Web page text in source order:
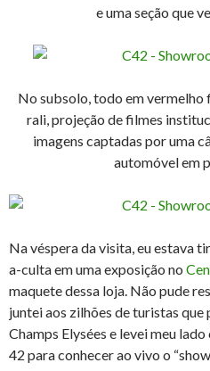
e uma seção que
No subsolo, todo em vermelho
rali, projeção de filmes
imagens captadas por uma
automóvel em
Na véspera da visita, eu estava
a-culta em uma exposição no
maquete dessa loja. Não pude
juntei aos zilhões de turistas que
Champs Elysées e levei meu
42 para conhecer ao vivo o